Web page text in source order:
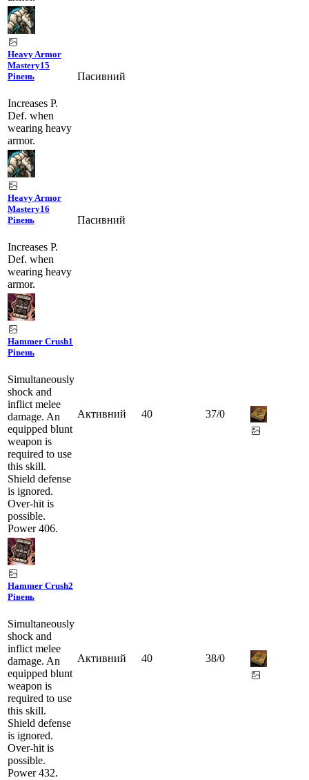
Heavy Armor
Mastery15
Рівень
Increases P.
Def. when
wearing heavy
armor.
Пасивний
Heavy Armor
Mastery16
Рівень
Increases P.
Def. when
wearing heavy
armor.
Пасивний
Hammer Crush1
Рівень
Simultaneously
shock and
inflict melee
damage. An
equipped blunt
weapon is
required to use
this skill.
Shield defense
is ignored.
Over-hit is
possible.
Power 406.
Активний 40 37/0
Hammer Crush2
Рівень
Simultaneously
shock and
inflict melee
damage. An
equipped blunt
weapon is
required to use
this skill.
Shield defense
is ignored.
Over-hit is
possible.
Power 432.
Активний 40 38/0